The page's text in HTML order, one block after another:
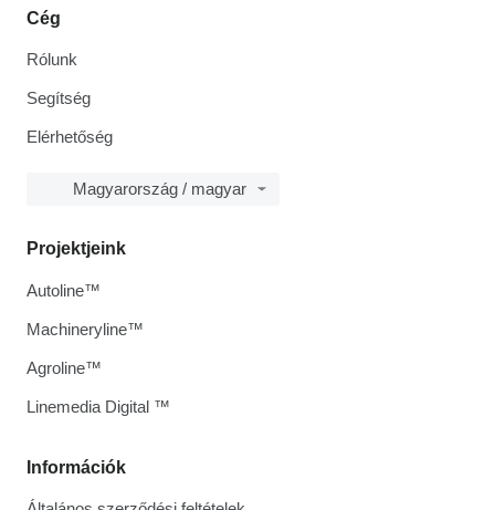
Cég
Rólunk
Segítség
Elérhetőség
Magyarország / magyar
Információk
Projektjeink
Autoline™
Machineryline™
Agroline™
Linemedia Digital ™